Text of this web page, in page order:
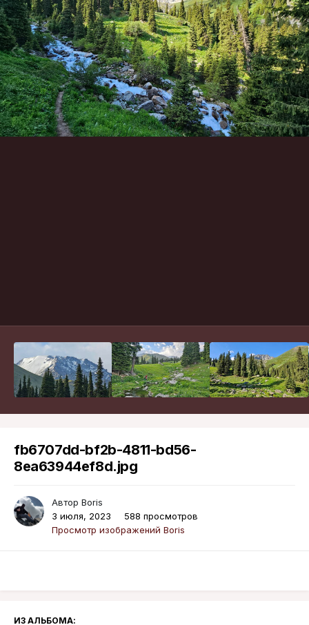
fb6707dd-bf2b-4811-bd56-
8ea63944ef8d.jpg
Автор Boris
3 июля, 2023
588 просмотров
Просмотр изображений Boris
ИЗ АЛЬБОМА: